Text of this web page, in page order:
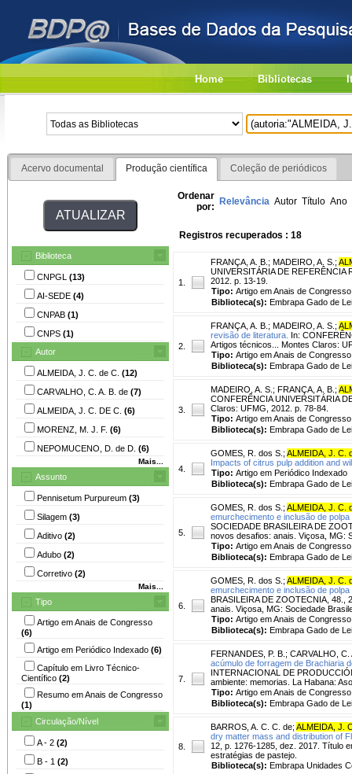
Home Bibliotecas
Acervo documental Produção científica Coleção de periódicos
Biblioteca
CNPGL (13)
AI-SEDE (4)
CNPAB (1)
CNPS (1)
Autor
ALMEIDA, J. C. de C. (12)
CARVALHO, C. A. B. de (7)
ALMEIDA, J. C. DE C. (6)
MORENZ, M. J. F. (6)
NEPOMUCENO, D. de D. (6)
Mais...
Assunto
Pennisetum Purpureum (3)
Silagem (3)
Aditivo (2)
Adubo (2)
Corretivo (2)
Mais...
Tipo
Artigo em Anais de Congresso
(6)
Artigo em Periódico Indexado (6)
Capítulo em Livro Técnico-
Científico (2)
Resumo em Anais de Congresso
(1)
Circulação/Nível
A - 2 (2)
B - 1 (2)
Ordenar
por: Relevância Autor Título Ano
Registros recuperados : 18
1.
FRANÇA, A. B. ; MADEIRO, A. S. ;
UNIVERSITÁRIA DE REFERÊNCIA
2012. p. 13-19.
Tipo: Artigo em Anais de Congresso
Biblioteca(s): Embrapa Gado de
2.
FRANÇA, A. B. ; MADEIRO, A. S. ;
revisão de literatura. In:
Artigos técnicos... Montes Claros:
Tipo: Artigo em Anais de Congresso
Biblioteca(s): Embrapa Gado de
3.
MADEIRO, A. S. ; FRANÇA, A. B. ;
CONFERÊNCIA UNIVERSITÁRIA
Claros: UFMG, 2012. p. 78-84.
Tipo: Artigo em Anais de Congresso
Biblioteca(s): Embrapa Gado de
4.
GOMES, R. dos S. ; ALMEIDA, J. C.
Impacts of citrus pulp addition and
Tipo: Artigo em Periódico Indexado
Biblioteca(s): Embrapa Gado de
5.
GOMES, R. dos S. ; ALMEIDA, J. C.
emurchecimento e inclusão de
SOCIEDADE BRASILEIRA DE
novos desafios: anais. Viçosa, MG:
Tipo: Artigo em Anais de Congresso
Biblioteca(s): Embrapa Gado de
6.
GOMES, R. dos S. ; ALMEIDA, J. C.
emurchecimento e inclusão de
BRASILEIRA DE ZOOTECNIA, 48.,
anais. Viçosa, MG: Sociedade
Tipo: Artigo em Anais de Congresso
Biblioteca(s): Embrapa Gado de
7.
FERNANDES, P. B. ; CARVALHO, C.
acúmulo de forragem de Brachiaria
INTERNACIONAL DE
ambiente: memorias. La Habana:
Tipo: Artigo em Anais de Congresso
Biblioteca(s): Embrapa Gado de
8.
BARROS, A. C. C. de; ALMEIDA, J.
dry matter mass and distribution of
12, p. 1276-1285, dez. 2017. Título
estratégias de pastejo.
Biblioteca(s): Embrapa Unidades